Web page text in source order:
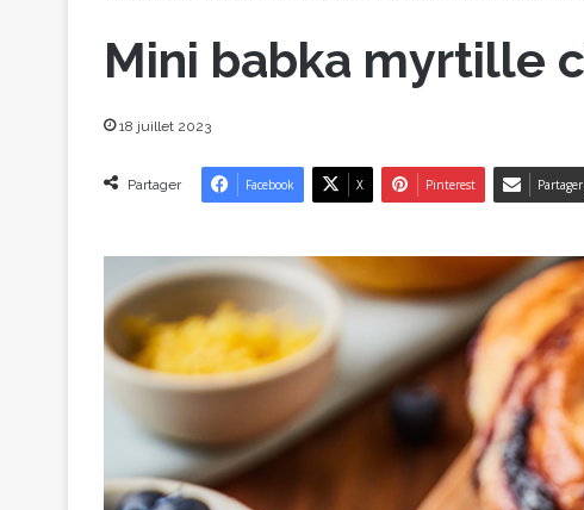
Mini babka myrtille
18 juillet 2023
Partager Facebook X Pinterest